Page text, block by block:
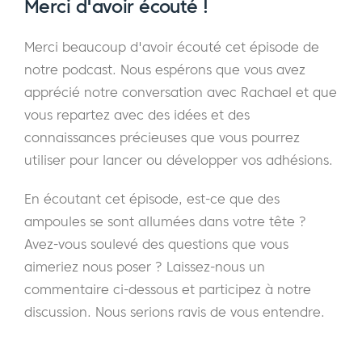
valeur fondamentale du groupe Front Row
Dad's.
Eric :Mais qu'est-ce que cela signifie pour
vous, l'authenticité ?
Rachael :C'est suspendre le jugement sur
moi-même et sur les autres. C'est se
pour moi, la pleine expression, c'est se
déplacer librement dans un espace où l'on
ne se raconte pas l'histoire de quelqu'un qui
nous juge.
Par conséquent, si vous parvenez à éliminer
Merci d'avoir écouté !
Merci beaucoup d'avoir écouté cet épisode de
notre podcast. Nous espérons que vous avez
apprécié notre conversation avec Rachael et que
vous repartez avec des idées et des
connaissances précieuses que vous pourrez
utiliser pour lancer ou développer vos adhésions.
En écoutant cet épisode, est-ce que des
ampoules se sont allumées dans votre tête ?
Avez-vous soulevé des questions que vous
aimeriez nous poser ? Laissez-nous un
commentaire ci-dessous et participez à notre
discussion. Nous serions ravis de vous entendre.